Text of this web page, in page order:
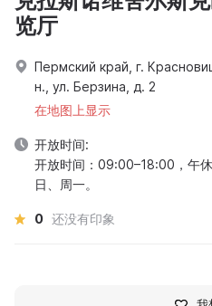
览厅
Пермский край, г.
н., ул. Берзина, д. 2
在地图上显示
开放时间:
开放时间：09:00–18:00，午
日、周一。
0 还没有印象